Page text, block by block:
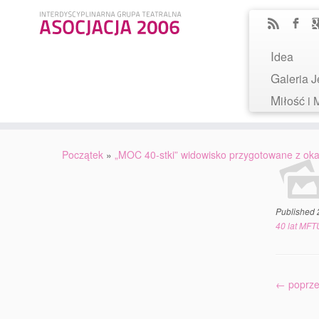
Idea
Galeria
Miłość
Początek » „MOC 40-stki” widowisko przygotowane z
Published
40 lat
←